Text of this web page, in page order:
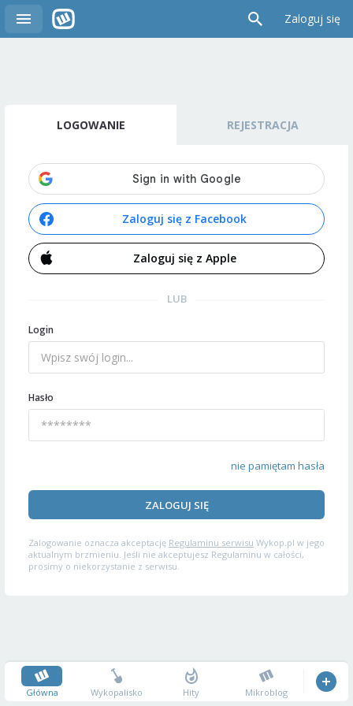
Zaloguj się
LOGOWANIE REJESTRACJA
Zaloguj się z Facebook
Zaloguj się z Apple
LUB
Login
Hasło
nie pamiętam hasła
ZALOGUJ SIĘ
Zalogowanie oznacza akceptację Regulaminu serwisu Wykop.pl w jego
aktualnym brzmieniu. Jeśli nie akceptujesz Regulaminu w całości,
prosimy o niekorzystanie z serwisu.
Główna Wykopalisko Hity Mikroblog